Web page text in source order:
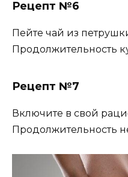
Рецепт №6
Пейте чай из
Продолжительность
Рецепт №7
Включите в свой
Продолжительность